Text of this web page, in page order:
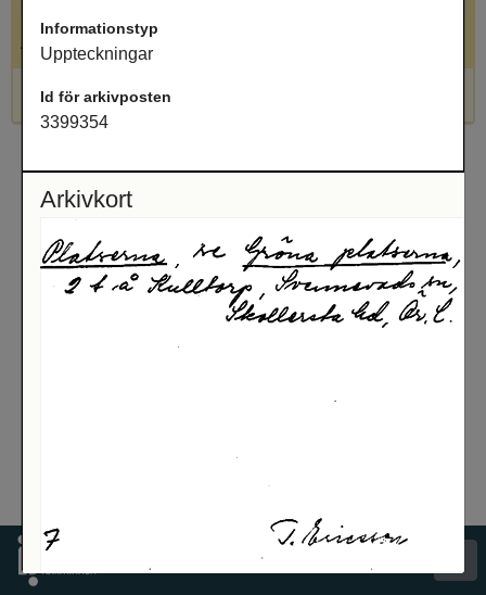
Antal arkivposter: 1
Platserna, se Gröna platserna, torp, Uppteckningar
Informationstyp
Uppteckningar
Id för arkivposten
3399354
Arkivkort